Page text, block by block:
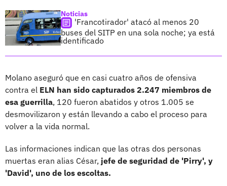
Noticias
'Francotirador' atacó al menos 20
buses del SITP en una sola noche; ya está
identificado
Molano aseguró que en casi cuatro años de ofensiva
contra el ELN han sido capturados 2.247 miembros de
esa guerrilla, 120 fueron abatidos y otros 1.005 se
desmovilizaron y están llevando a cabo el proceso para
volver a la vida normal.
Las informaciones indican que las otras dos personas
muertas eran alias César, jefe de seguridad de 'Pirry', y
'David', uno de los escoltas.